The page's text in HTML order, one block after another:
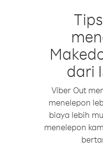
dari
Viber Out
menelepon
biaya lebih
menelepon